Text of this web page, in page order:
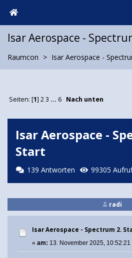
Isar Aerospace -
Raumcon Isar Aerospace -
Seiten: [1] 2 3 ... 6 Nach unten
Isar Aerospace -
Start
139 Antworten 99305
radi
Isar Aerospace - Spectrum 2.
« am: 13. November 2025, 10:52:21